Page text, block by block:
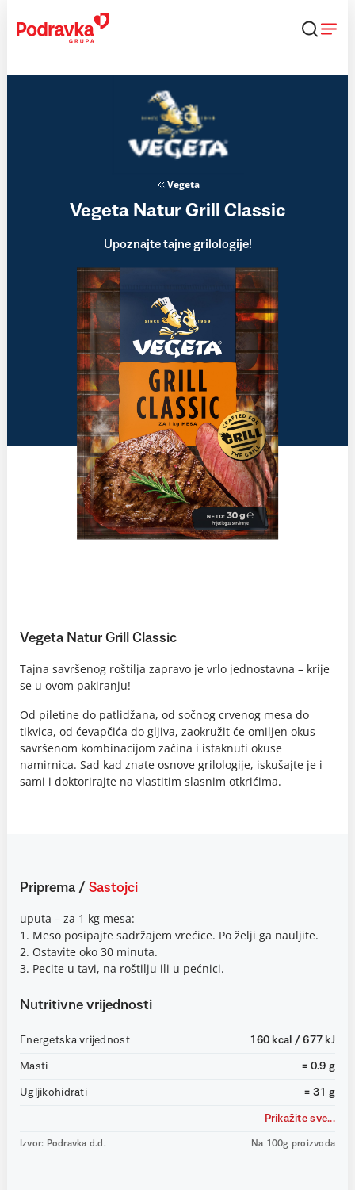
content
Vegeta
Vegeta Natur Grill Classic
Upoznajte tajne grilologije!
Vegeta Natur Grill Classic
Tajna savršenog roštilja zapravo je vrlo jednostavna – krije
se u ovom pakiranju!
Od piletine do patlidžana, od sočnog crvenog mesa do
tikvica, od ćevapčića do gljiva, zaokružit će omiljen okus
savršenom kombinacijom začina i istaknuti okuse
namirnica. Sad kad znate osnove grilologije, iskušajte je i
sami i doktorirajte na vlastitim slasnim otkrićima.
Priprema / Sastojci
uputa – za 1 kg mesa:
1. Meso posipajte sadržajem vrećice. Po želji ga nauljite.
2. Ostavite oko 30 minuta.
3. Pecite u tavi, na roštilju ili u pećnici.
Nutritivne vrijednosti
Energetska vrijednost 160 kcal / 677 kJ
Masti = 0.9 g
Ugljikohidrati = 31 g
Prikažite sve...
Izvor: Podravka d.d. Na 100g proizvoda